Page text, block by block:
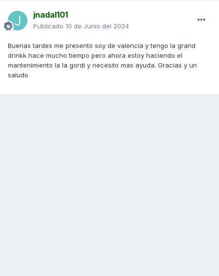
jnadal101
Publicado 10 de Junio del 2024
Buenas tardes me presento soy de valencia y tengo la grand
drinkk hace mucho tiempo pero ahora estoy haciendo el
mantenimiento la la gordi y necesito mas ayuda. Gracias y un
saludo